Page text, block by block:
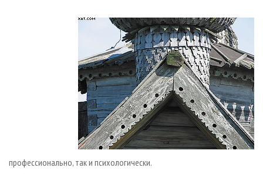
профессионально, так и психологически.